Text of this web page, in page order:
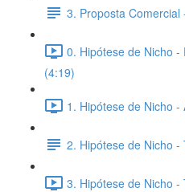
3. Proposta Comercial
0. Hipótese de Nicho -
(4:19)
1. Hipótese de Nicho
2. Hipótese de Nicho -
3. Hipótese de Nicho